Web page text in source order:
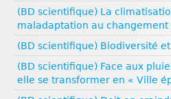
Vulgarisation scientifique
Égalité filles‑garçons
(BD scientifique) La
maladaptation au changement
(BD scientifique) Biodiversité
(BD scientifique) Face aux
elle se transformer en « Ville